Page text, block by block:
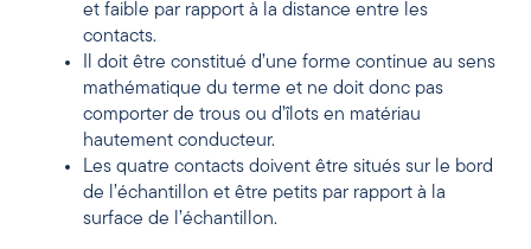
et faible par rapport à la distance entre les
contacts.
Il doit être constitué d’une forme continue au sens
mathématique du terme et ne doit donc pas
comporter de trous ou d’îlots en matériau
hautement conducteur.
Les quatre contacts doivent être situés sur le bord
de l’échantillon et être petits par rapport à la
surface de l’échantillon.